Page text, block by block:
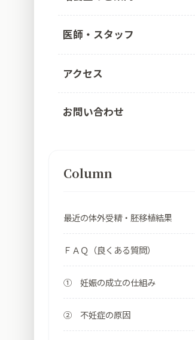
医師・スタッフ
アクセス
お問い合わせ
Column
最近の体外受精・胚移植結果
ＦＡＱ（良くある質問）
① 妊娠の成立の仕組み
② 不妊症の原因